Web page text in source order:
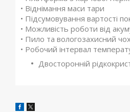
• Віднімання маси тари
• Підсумовування вартості
• Можливість роботи від
• Пило та вологозахисний
• Робочий інтервал
Двосторонній